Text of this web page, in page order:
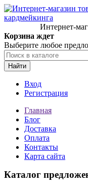
Интернет-
Корзина ждет
Выберите любое
Найти
Вход
Регистрация
Главная
Блог
Доставка
Оплата
Контакты
Карта сайта
Каталог